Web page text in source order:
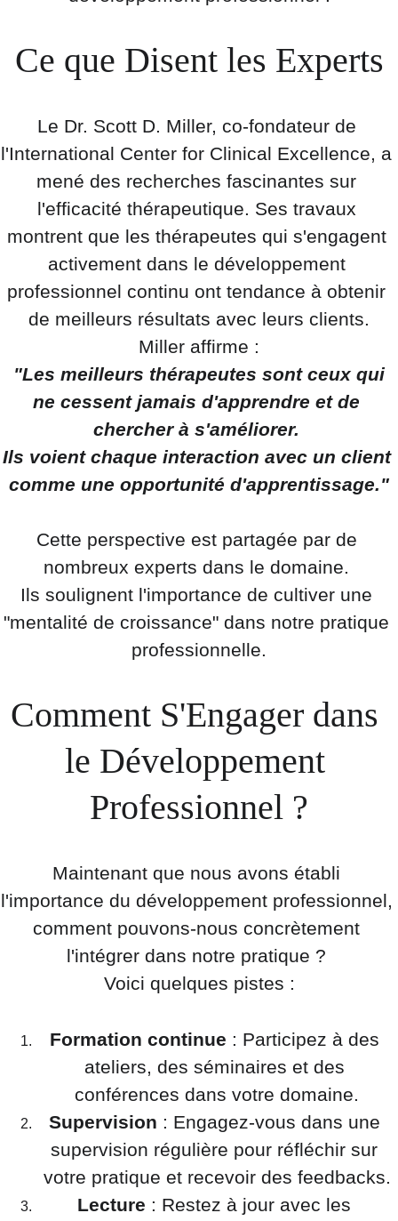
Ce que Disent les Experts
Le Dr. Scott D. Miller, co-fondateur de
l'International Center for Clinical Excellence, a
mené des recherches fascinantes sur
l'efficacité thérapeutique. Ses travaux
montrent que les thérapeutes qui s'engagent
activement dans le développement
professionnel continu ont tendance à obtenir
de meilleurs résultats avec leurs clients.
Miller affirme :
"Les meilleurs thérapeutes sont ceux qui
ne cessent jamais d'apprendre et de
chercher à s'améliorer.
Ils voient chaque interaction avec un client
comme une opportunité d'apprentissage."
Cette perspective est partagée par de
nombreux experts dans le domaine.
Ils soulignent l'importance de cultiver une
"mentalité de croissance" dans notre pratique
professionnelle.
Comment S'Engager dans
le Développement
Professionnel ?
Maintenant que nous avons établi
l'importance du développement professionnel,
comment pouvons-nous concrètement
l'intégrer dans notre pratique ?
Voici quelques pistes :
Formation continue : Participez à des
ateliers, des séminaires et des
conférences dans votre domaine.
Supervision : Engagez-vous dans une
supervision régulière pour réfléchir sur
votre pratique et recevoir des feedbacks.
Lecture : Restez à jour avec les